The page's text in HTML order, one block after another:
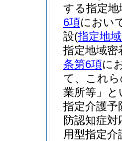
する指定
6項におい
設(指定地
指定地域密
条第6項に
て、これ
業所等」と
指定介護予
防認知症
用型指定